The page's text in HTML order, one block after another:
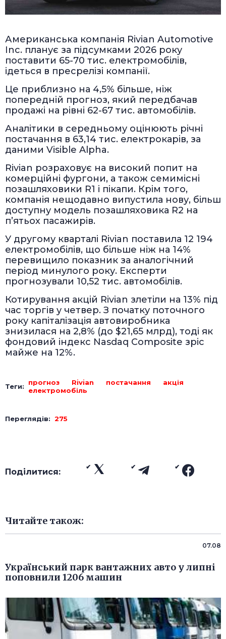
Американська компанія Rivian Automotive
Inc. планує за підсумками 2026 року
поставити 65-70 тис. електромобілів,
ідеться в пресрелізі компанії.
Це приблизно на 4,5% більше, ніж
попередній прогноз, який передбачав
продажі на рівні 62-67 тис. автомобілів.
Аналітики в середньому оцінюють річні
постачання в 63,14 тис. електрокарів, за
даними Visible Alpha.
Rivian розраховує на високий попит на
комерційні фургони, а також семимісні
позашляховики R1 і пікапи. Крім того,
компанія нещодавно випустила нову, більш
доступну модель позашляховика R2 на
п’ятьох пасажирів.
У другому кварталі Rivian поставила 12 194
електромобілів, що більше ніж на 14%
перевищило показник за аналогічний
період минулого року. Експерти
прогнозували 10,52 тис. автомобілів.
Котирування акцій Rivian злетіли на 13% під
час торгів у четвер. З початку поточного
року капіталізація автовиробника
знизилася на 2,8% (до $21,65 млрд), тоді як
фондовий індекс Nasdaq Composite зріс
майже на 12%.
Теги: прогноз Rivian постачання
акція
електромобіль
Переглядів: 275
Поділитися:
Читайте також:
07.08
Український парк вантажних авто у липні
поповнили 1206 машин